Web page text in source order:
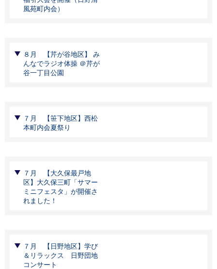
風苑町内会）
８月 【芹が谷地区】 み
んなでラジオ体操 ＠芹が
谷一丁目公園
７月 【笹下地区】西松
本町内会夏祭り
７月 【大久保最戸地
区】大久保三町「サマー
ミニフェスタ」が開催さ
れました！
７月 【日野地区】学び
＆リラックス 日野団地
コンサート